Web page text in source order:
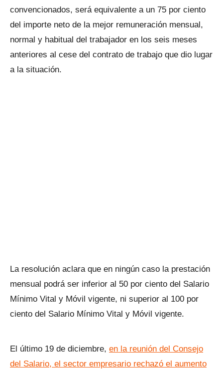
convencionados, será equivalente a un 75 por ciento
del importe neto de la mejor remuneración mensual,
normal y habitual del trabajador en los seis meses
anteriores al cese del contrato de trabajo que dio lugar
a la situación.
La resolución aclara que en ningún caso la prestación
mensual podrá ser inferior al 50 por ciento del Salario
Mínimo Vital y Móvil vigente, ni superior al 100 por
ciento del Salario Mínimo Vital y Móvil vigente.
El último 19 de diciembre, en la reunión del Consejo
del Salario, el sector empresario rechazó el aumento